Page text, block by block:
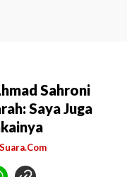
Sahroni
Saya Juga
Suara.Com